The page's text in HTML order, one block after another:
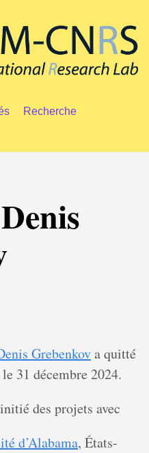
Recherche
Grebenkova quitté
31 décembre 2024.
des projets avec
d’Alabama, États-